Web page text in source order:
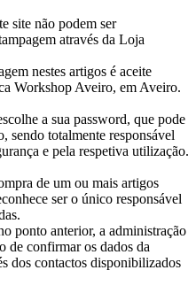
site não podem ser
através da Loja
nestes artigos é aceite
Workshop Aveiro, em Aveiro.
a sua password, que pode
sendo totalmente responsável
e pela respetiva utilização.
de um ou mais artigos
ser o único responsável
ponto anterior, a administração
de confirmar os dados da
dos contactos disponibilizados